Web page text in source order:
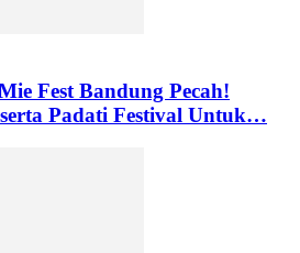
Fest Bandung Pecah!
Padati Festival Untuk…